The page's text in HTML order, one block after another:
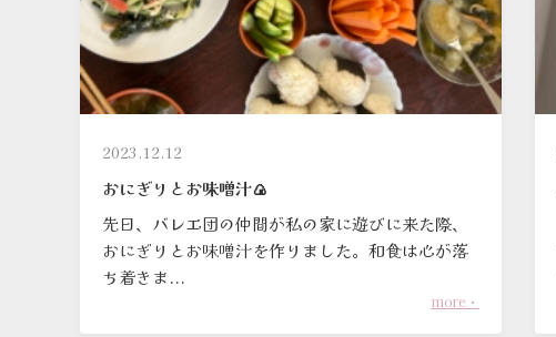
2023.12.12
おにぎりとお味噌汁🍙
先日、バレエ団の仲間が私の家に遊びに来た際、
おにぎりとお味噌汁を作りました。和食は心が落
ち着きま...
more・